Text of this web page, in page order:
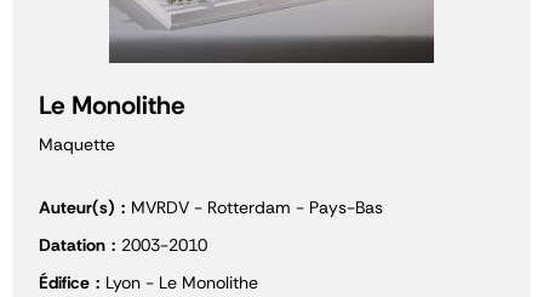
Le Monolithe
Maquette
Auteur(s)
MVRDV - Rotterdam - Pays-Bas
Datation
2003-2010
Édifice
Lyon - Le Monolithe